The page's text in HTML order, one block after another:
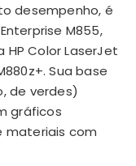
desempenho, é
M855,
HP Color LaserJet
Sua base
de verdes)
gráficos
materiais com